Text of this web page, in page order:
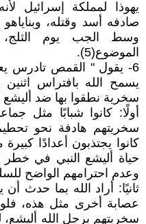
يهوذا لمملكة إسرائيل
صادفه أسد وقتله،
وسط الجب يوم
الموضوع(5).
6- يقول " القمص تادرس
يسمح الله بافتراس
سخرية نطقوا بها ضد أليشع
سخريتهم هادفة نحو تحطيم
كانوا يجتذبون أعدادًا
حياة أليشع النبي في خطر
وعدم احترامهم الواضح
ثانيًا: أراد الله بما حدث
عصابة أخرى مثل هذه،
سخريتهم برجل الله